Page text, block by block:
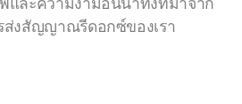
ส่งสัญญาณรีดอกซ์ของเรา